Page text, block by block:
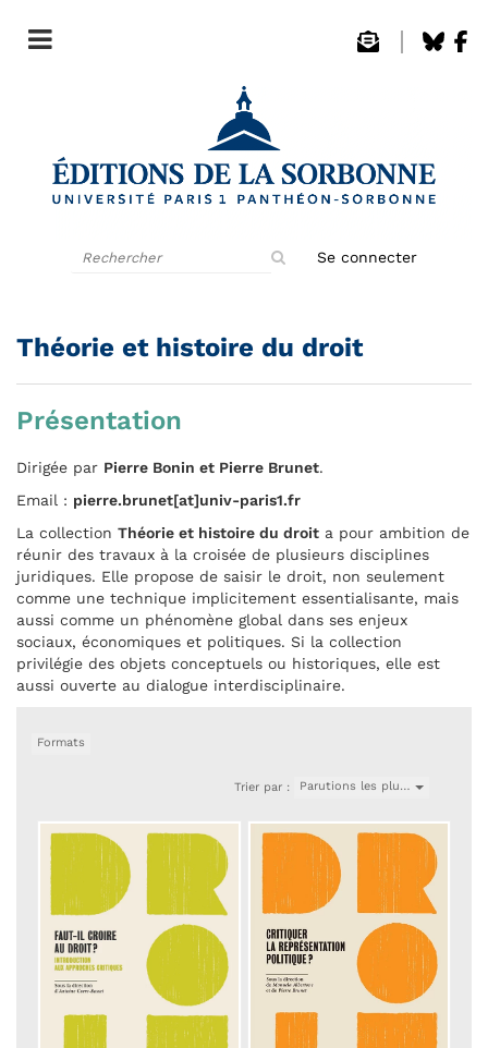
Se connecter
Théorie et histoire du droit
Présentation
Dirigée par Pierre Bonin et Pierre Brunet.
Email : pierre.brunet[at]univ-paris1.fr
La collection Théorie et histoire du droit a pour ambition de
réunir des travaux à la croisée de plusieurs disciplines
juridiques. Elle propose de saisir le droit, non seulement
comme une technique implicitement essentialisante, mais
aussi comme un phénomène global dans ses enjeux
sociaux, économiques et politiques. Si la collection
privilégie des objets conceptuels ou historiques, elle est
aussi ouverte au dialogue interdisciplinaire.
Formats
Trier par : Parutions les plu…